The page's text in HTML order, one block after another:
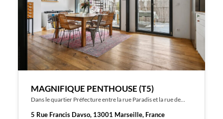
MAGNIFIQUE PENTHOUSE (T5)
Dans le quartier Préfecture entre la rue Paradis et la rue de…
5 Rue Francis Davso, 13001 Marseille, France